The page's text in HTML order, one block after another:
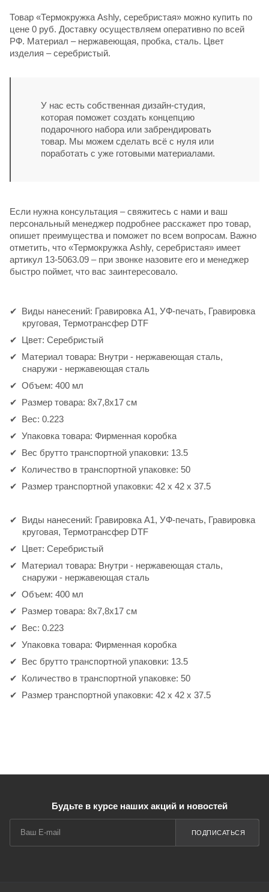
Товар «Термокружка Ashly, серебристая» можно купить по
цене 0 руб. Доставку осуществляем оперативно по всей
РФ. Материал – нержавеющая, пробка, сталь. Цвет
изделия – серебристый.
У нас есть собственная дизайн-студия,
которая поможет создать концепцию
подарочного набора или забрендировать
товар. Мы можем сделать всё с нуля или
поработать с уже готовыми материалами.
Если нужна консультация – свяжитесь с нами и ваш
персональный менеджер подробнее расскажет про товар,
опишет преимущества и поможет по всем вопросам. Важно
отметить, что «Термокружка Ashly, серебристая» имеет
артикул 13-5063.09 – при звонке назовите его и менеджер
быстро поймет, что вас заинтересовало.
Виды нанесений: Гравировка А1, УФ-печать, Гравировка
круговая, Термотрансфер DTF
Цвет: Серебристый
Материал товара: Внутри - нержавеющая сталь,
снаружи - нержавеющая сталь
Объем: 400 мл
Размер товара: 8x7,8x17 см
Вес: 0.223
Упаковка товара: Фирменная коробка
Вес брутто транспортной упаковки: 13.5
Количество в транспортной упаковке: 50
Размер транспортной упаковки: 42 x 42 x 37.5
Виды нанесений: Гравировка А1, УФ-печать, Гравировка
круговая, Термотрансфер DTF
Цвет: Серебристый
Материал товара: Внутри - нержавеющая сталь,
снаружи - нержавеющая сталь
Объем: 400 мл
Размер товара: 8x7,8x17 см
Вес: 0.223
Упаковка товара: Фирменная коробка
Вес брутто транспортной упаковки: 13.5
Количество в транспортной упаковке: 50
Размер транспортной упаковки: 42 x 42 x 37.5
Будьте в курсе наших акций и новостей
ПОДПИСАТЬСЯ